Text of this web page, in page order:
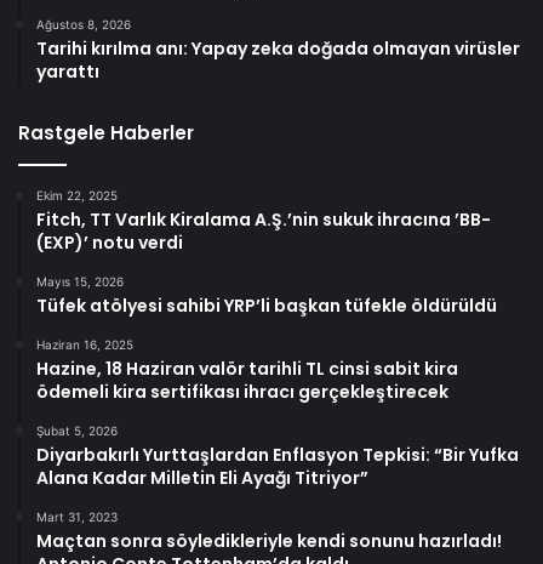
Ağustos 8, 2026
Tarihi kırılma anı: Yapay zeka doğada olmayan virüsler
yarattı
Rastgele Haberler
Ekim 22, 2025
Fitch, TT Varlık Kiralama A.Ş.’nin sukuk ihracına ’BB-
(EXP)’ notu verdi
Mayıs 15, 2026
Tüfek atölyesi sahibi YRP’li başkan tüfekle öldürüldü
Haziran 16, 2025
Hazine, 18 Haziran valör tarihli TL cinsi sabit kira
ödemeli kira sertifikası ihracı gerçekleştirecek
Şubat 5, 2026
Diyarbakırlı Yurttaşlardan Enflasyon Tepkisi: “Bir Yufka
Alana Kadar Milletin Eli Ayağı Titriyor”
Mart 31, 2023
Maçtan sonra söyledikleriyle kendi sonunu hazırladı!